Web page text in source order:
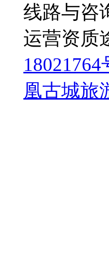
线路与咨
运营资质
18021764
凰古城旅